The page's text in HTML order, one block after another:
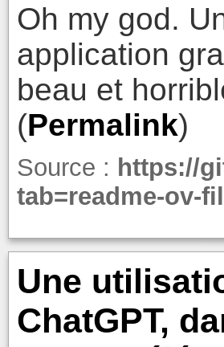
Oh my god.
application
beau et
(Permalink)
Source : https://
tab=readme-ov-
Une
ChatGPT,